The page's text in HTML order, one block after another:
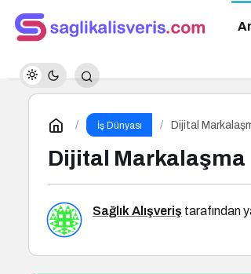
İş Dünyası Dijital
Dijital Markalaşma
Sağlık Alışveriş tarafından